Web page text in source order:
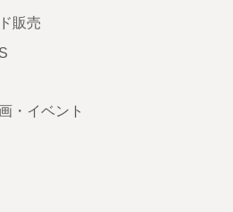
販売
・イベント